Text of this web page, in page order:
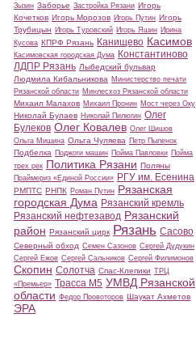
Зызин Заборье Застройка Рязани Игорь
Кочетков Игорь Морозов Игорь Путин Игорь
Трубицын Игорь Туровский Игорь Яшин Ирина
Кусова КПРФ Рязань Канищево Касимов
Касимовская городская Дума Константиново
ЛДПР Рязань Лыбедский бульвар
Людмила Кибальникова Министерство печати
Рязанской области Минлесхоз Рязанской области
Михаил Малахов Михаил Пронин Мост через Оку
Николай Булаев Николай Пилюгин Олег
Булеков Олег Ковалев Олег Шишов
Ольга Мишина Ольга Чуляева Петр Пыленок
Подбелка Поджоги машин Пойма Павловки Пойма
трех рек Политика Рязани Поляны
Праймериз «Единой России» РГУ им. Есенина
РМПТС РНПК Роман Путин Рязанская
городская Дума Рязанский кремль
Рязанский нефтезавод Рязанский
район Рязанский цирк Рязань Сасово
Северный обход Семен Сазонов Сергей Дудукин
Сергей Ежов Сергей Сальников Сергей Филимонов
Скопин Солотча Спас-Клепики ТРЦ
«Премьер» Трасса М5 УМВД Рязанской
области Федор Провоторов Шаукат Ахметов
ЭРА